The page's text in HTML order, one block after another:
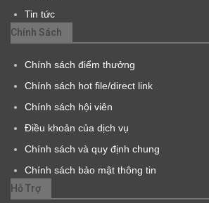
Tin tức
Chính Sách
Chính sách điểm thưởng
Chính sách hot file/direct link
Chính sách hội viên
Điều khoản của dịch vụ
Chính sách và quy định chung
Chính sách bảo mật thông tin
Hỗ Trợ